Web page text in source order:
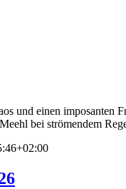
und einen imposanten
bei strömendem